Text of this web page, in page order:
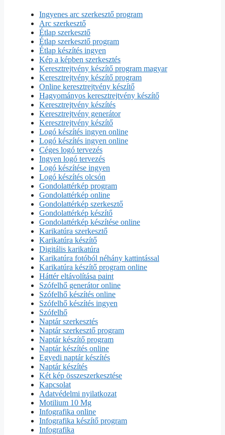
Ingyenes arc szerkesztő program
Arc szerkesztő
Étlap szerkesztő
Étlap szerkesztő program
Étlap készítés ingyen
Kép a képben szerkesztés
Keresztrejtvény készítő program magyar
Keresztrejtvény készítő program
Online keresztrejtvény készítő
Hagyományos keresztrejtvény készítő
Keresztrejtvény készítés
Keresztrejtvény generátor
Keresztrejtvény készítő
Logó készítés ingyen online
Logó készítés ingyen online
Céges logó tervezés
Ingyen logó tervezés
Logó készítése ingyen
Logó készítés olcsón
Gondolattérkép program
Gondolattérkép online
Gondolattérkép szerkesztő
Gondolattérkép készítő
Gondolattérkép készítése online
Karikatúra szerkesztő
Karikatúra készítő
Digitális karikatúra
Karikatúra fotóból néhány kattintással
Karikatúra készítő program online
Háttér eltávolítása paint
Szófelhő generátor online
Szófelhő készítés online
Szófelhő készítés ingyen
Szófelhő
Naptár szerkesztés
Naptár szerkesztő program
Naptár készítő program
Naptár készítés online
Egyedi naptár készítés
Naptár készítés
Két kép összeszerkesztése
Kapcsolat
Adatvédelmi nyilatkozat
Motilium 10 Mg
Infografika online
Infografika készítő program
Infografika